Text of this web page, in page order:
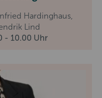
Hardinghaus,
Lind
- 10.00 Uhr